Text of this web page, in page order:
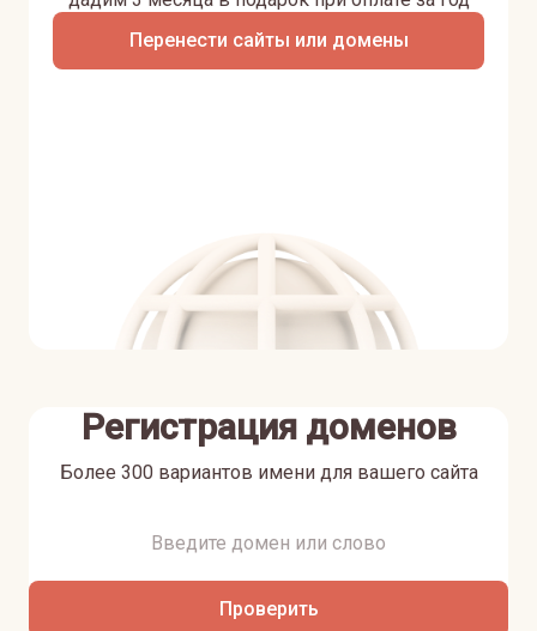
Перенести сайты или домены
Регистрация доменов
Более 300 вариантов имени для вашего сайта
Проверить